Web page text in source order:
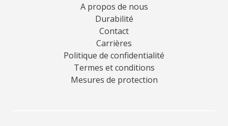
A propos de nous
Durabilité
Contact
Carrières
Politique de confidentialité
Termes et conditions
Mesures de protection